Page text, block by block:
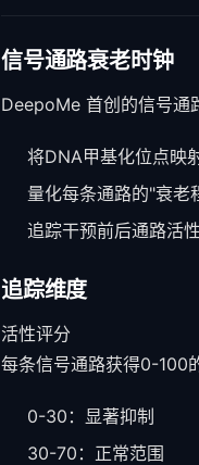
信号通路衰老时钟
DeepoMe 首创的信号通
将DNA甲基化位点映
量化每条通路的"衰老
追踪干预前后通路活
追踪维度
活性评分
每条信号通路获得0-100
0-30：显著抑制
30-70：正常范围